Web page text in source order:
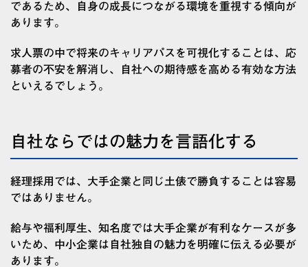
であるため、自身の成長につながる環境を重視する傾向が
あります。
求人票の中で将来のキャリアパスを可視化することは、応
募者の不安を解消し、自社への期待感を高める有効な方法
といえるでしょう。
自社ならではの魅力を言語化する
経理採用では、大手企業と同じ土俵で勝負することは容易
ではありません。
給与や福利厚生、知名度では大手企業が有利なケースが多
いため、中小企業は自社独自の魅力を明確に伝える必要が
あります。